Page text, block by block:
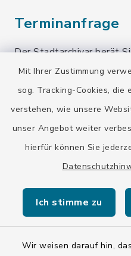
Mit Ihrer Zustimmung
sog. Tracking-Cookies, die
verstehen, wie unsere
unser Angebot weiter
hierfür können Sie
Ich stimme zu
Wir weisen darauf hin,
Terminanfrage
Der Stadtarchivar berät
Sie einen Termin!
Terminanfrage
Quicklinks